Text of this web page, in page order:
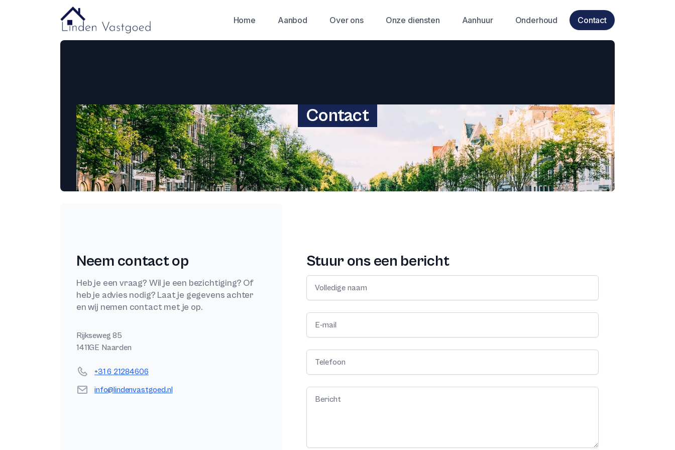
Home Aanbod Over ons Onze diensten Aanhuur Onderhoud Contact
Contact
Neem contact op
Heb je een vraag? Wil je een bezichtiging? Of
heb je advies nodig? Laat je gegevens achter
en wij nemen contact met je op.
Postadres
Rijkseweg 85
1411GE Naarden
Telefoonnummer
+31 6 21284606
E-mailinfo@lindenvastgoed.nl
Stuur ons een bericht